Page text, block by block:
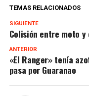
TEMAS RELACIONADOS
SIGUIENTE
Colisión entre moto
ANTERIOR
«El Ranger» tenía
pasa por Guaranao